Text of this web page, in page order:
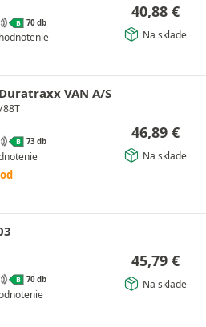
B 70 db
40,88 €
Na sklade
VAN A/S
88T
B 73 db 46,89 €
Na sklade
B 70 db
45,79 €
Na sklade